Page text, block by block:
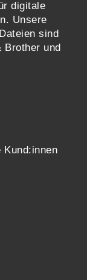
digitale
. Unsere
Dateien sind
Brother und